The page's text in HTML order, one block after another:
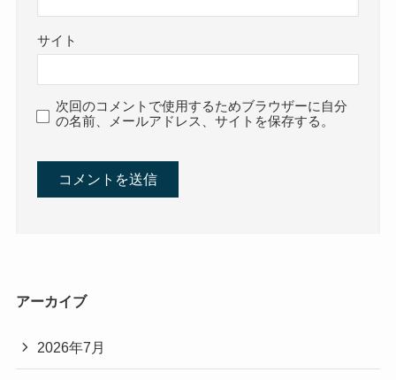
サイト
次回のコメントで使用するためブラウザーに自分
の名前、メールアドレス、サイトを保存する。
アーカイブ
2026年7月